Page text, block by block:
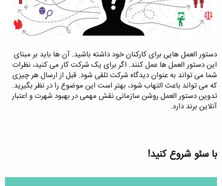
دستور العمل هایی برای کارکنان خود داشته باشید. آن ها باید بر مبنای
این دستور العمل ها عمل کنند. اگر برای یک شرکت کار می کنید، نظرات
شما می تواند به عنوان دیدگاه شرکت تلقی شود. قبل از ارسال هر چیزی
که می تواند باعث التهاب شود، بهتر است این موضوع را در نظر بگیرید.
تدوین دستور العمل روشن سازمانی نقش مهمی در بهبود شهرت و اعتبار
آنلاین برند دارد.
با سئو شروع کنید!​